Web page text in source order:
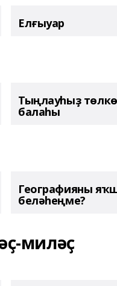
Елғыуар
Тыңлауһыҙ төлкө
балаһы
Географияны
беләһеңме?
миләҫ